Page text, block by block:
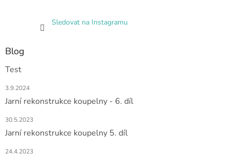
Sledovat na Instagramu
Blog
Test
3.9.2024
Jarní rekonstrukce koupelny - 6. díl
30.5.2023
Jarní rekonstrukce koupelny 5. díl
24.4.2023